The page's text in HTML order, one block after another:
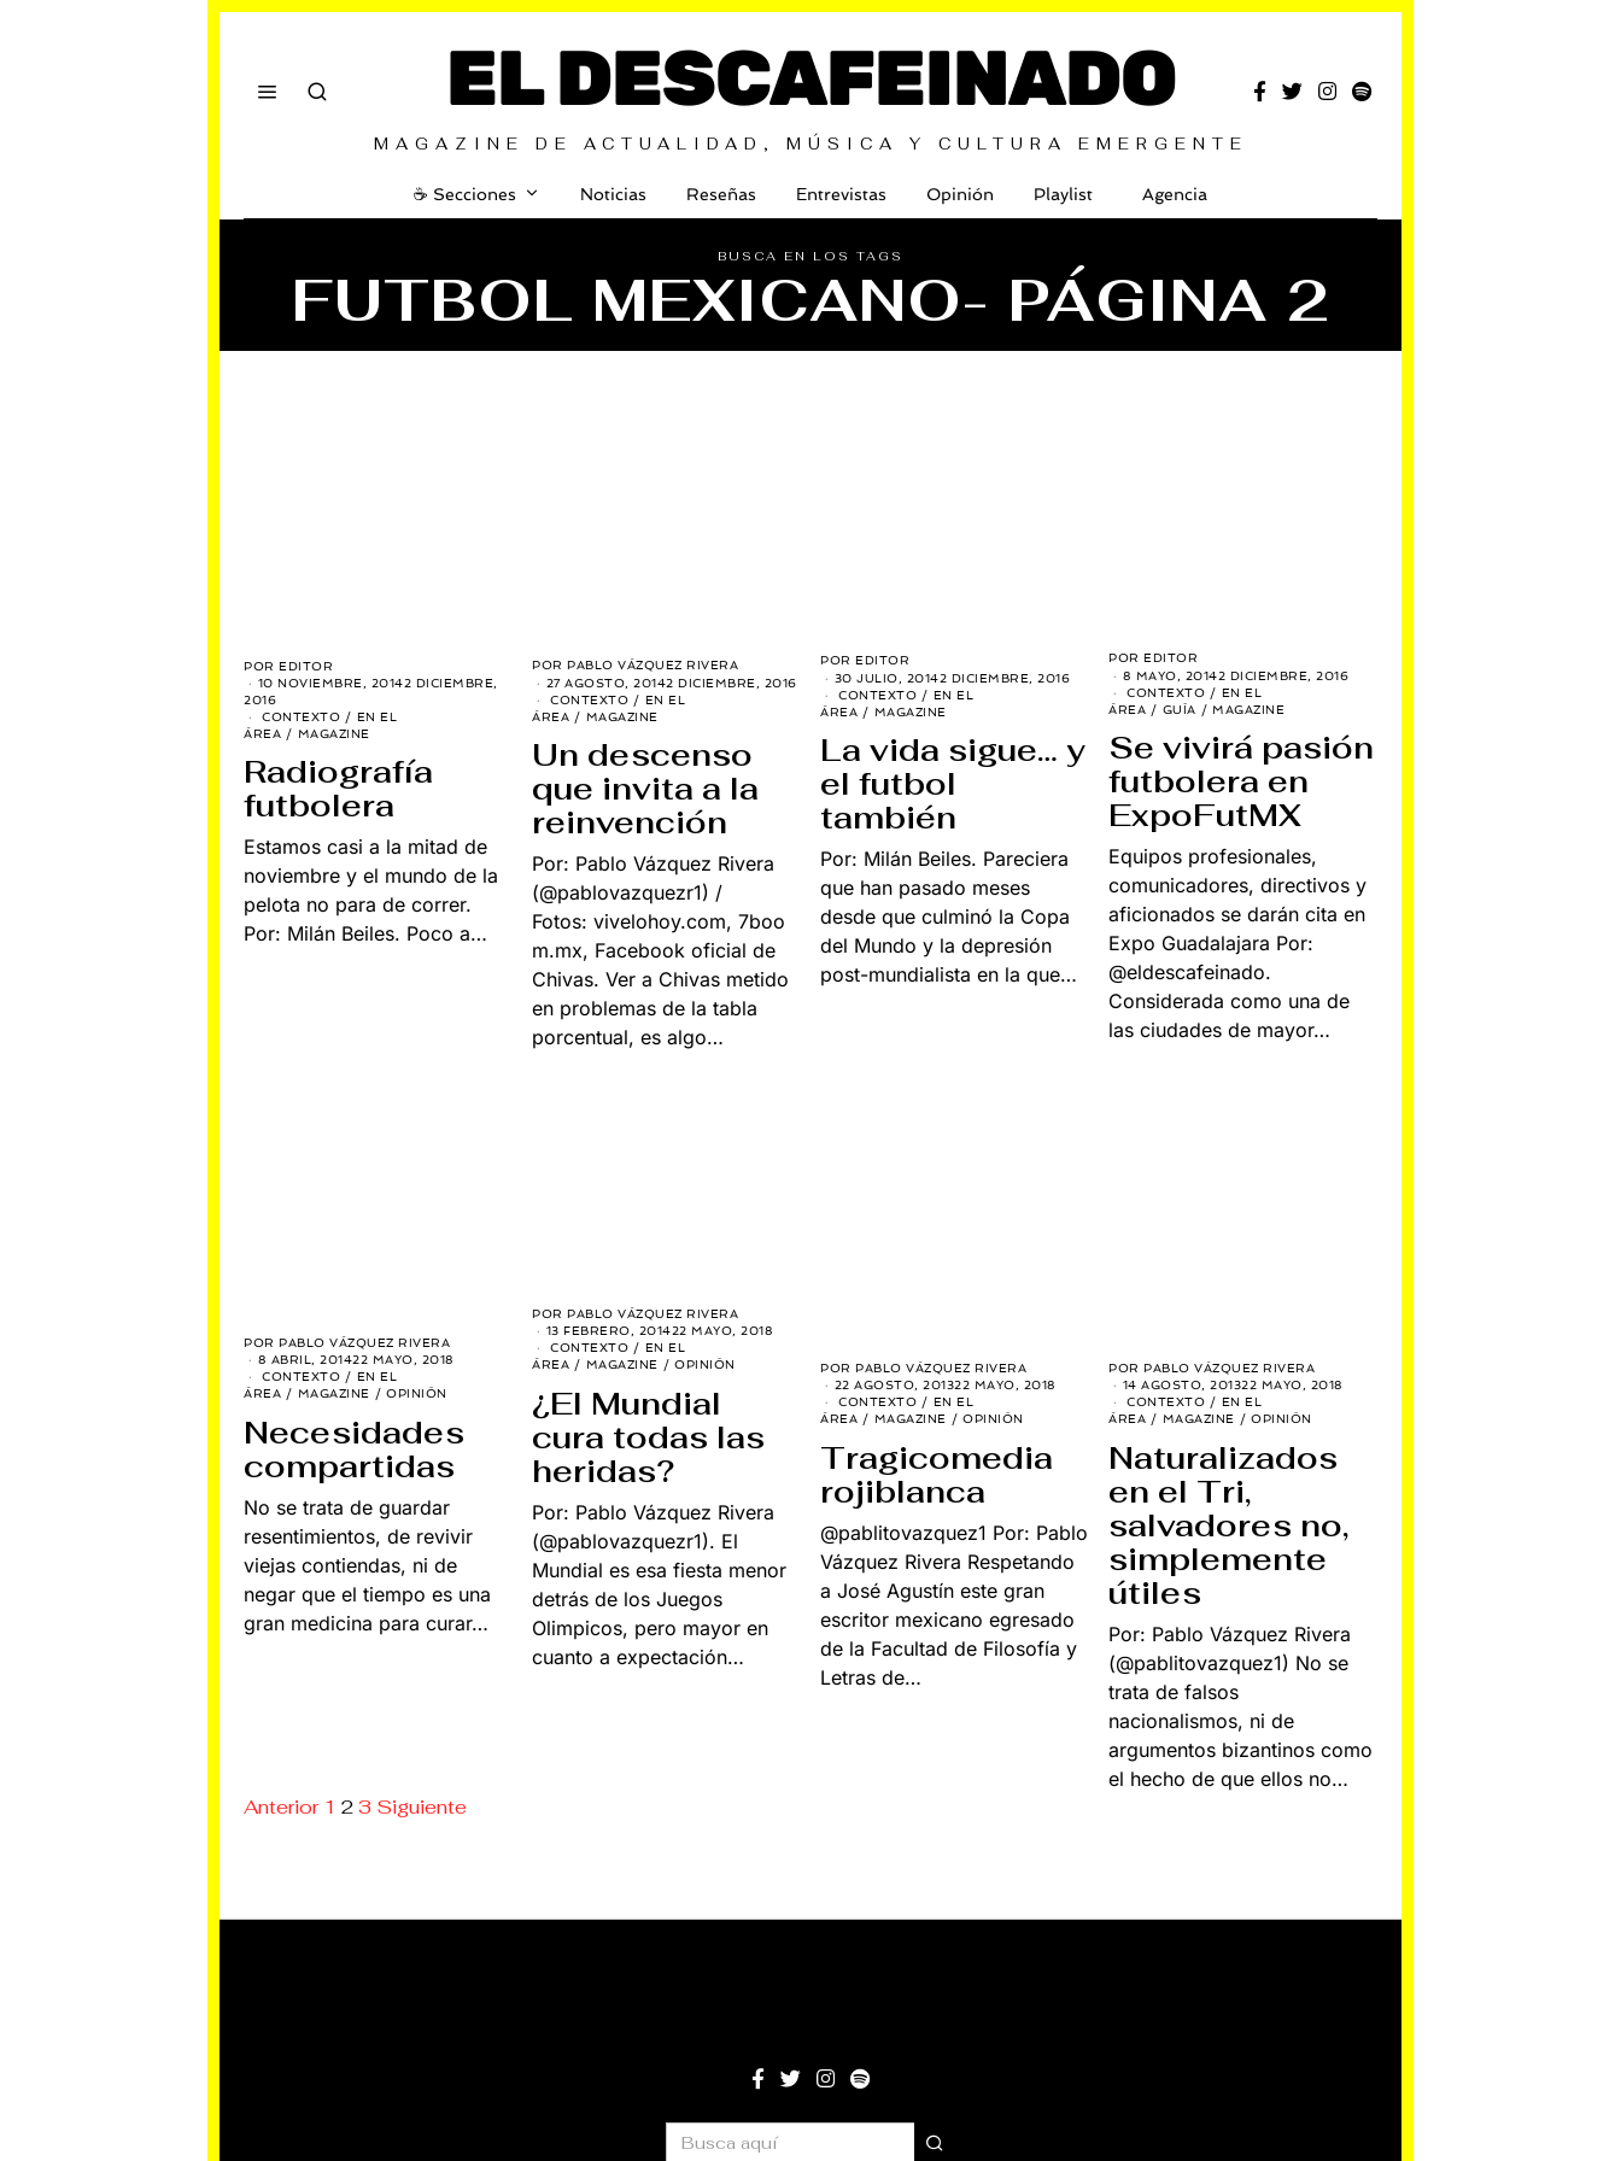
EL DESCAFEINADO
MAGAZINE DE ACTUALIDAD, MÚSICA Y CULTURA EMERGENTE
☕️ Secciones Noticias Reseñas Entrevistas Opinión Playlist Agencia
BUSCA EN LOS TAGS
FUTBOL MEXICANO- PÁGINA 2
POR EDITOR
10 NOVIEMBRE, 20142 DICIEMBRE,
2016
CONTEXTO / EN EL
ÁREA / MAGAZINE
Radiografía
futbolera
Estamos casi a la mitad de
noviembre y el mundo de la
pelota no para de correr.
Por: Milán Beiles. Poco a…
POR PABLO VÁZQUEZ RIVERA
27 AGOSTO, 20142 DICIEMBRE, 2016
CONTEXTO / EN EL
ÁREA / MAGAZINE
Un descenso
que invita a la
reinvención
Por: Pablo Vázquez Rivera
(@pablovazquezr1) /
Fotos: vivelohoy.com, 7boo
m.mx, Facebook oficial de
Chivas. Ver a Chivas metido
en problemas de la tabla
porcentual, es algo…
POR EDITOR
30 JULIO, 20142 DICIEMBRE, 2016
CONTEXTO / EN EL
ÁREA / MAGAZINE
La vida sigue… y
el futbol
también
Por: Milán Beiles. Pareciera
que han pasado meses
desde que culminó la Copa
del Mundo y la depresión
post-mundialista en la que…
POR EDITOR
8 MAYO, 20142 DICIEMBRE, 2016
CONTEXTO / EN EL
ÁREA / GUÍA / MAGAZINE
Se vivirá pasión
futbolera en
ExpoFutMX
Equipos profesionales,
comunicadores, directivos y
aficionados se darán cita en
Expo Guadalajara Por:
@eldescafeinado.
Considerada como una de
las ciudades de mayor…
POR PABLO VÁZQUEZ RIVERA
8 ABRIL, 201422 MAYO, 2018
CONTEXTO / EN EL
ÁREA / MAGAZINE / OPINIÓN
Necesidades
compartidas
No se trata de guardar
resentimientos, de revivir
viejas contiendas, ni de
negar que el tiempo es una
gran medicina para curar…
POR PABLO VÁZQUEZ RIVERA
13 FEBRERO, 201422 MAYO, 2018
CONTEXTO / EN EL
ÁREA / MAGAZINE / OPINIÓN
¿El Mundial
cura todas las
heridas?
Por: Pablo Vázquez Rivera
(@pablovazquezr1). El
Mundial es esa fiesta menor
detrás de los Juegos
Olimpicos, pero mayor en
cuanto a expectación…
POR PABLO VÁZQUEZ RIVERA
22 AGOSTO, 201322 MAYO, 2018
CONTEXTO / EN EL
ÁREA / MAGAZINE / OPINIÓN
Tragicomedia
rojiblanca
@pablitovazquez1 Por: Pablo
Vázquez Rivera Respetando
a José Agustín este gran
escritor mexicano egresado
de la Facultad de Filosofía y
Letras de…
POR PABLO VÁZQUEZ RIVERA
14 AGOSTO, 201322 MAYO, 2018
CONTEXTO / EN EL
ÁREA / MAGAZINE / OPINIÓN
Naturalizados
en el Tri,
salvadores no,
simplemente
útiles
Por: Pablo Vázquez Rivera
(@pablitovazquez1) No se
trata de falsos
nacionalismos, ni de
argumentos bizantinos como
el hecho de que ellos no…
Anterior 1 23 Siguiente